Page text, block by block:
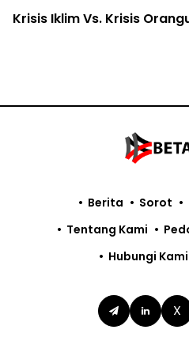
Krisis Iklim Vs. Krisis
X
Berita Sorot
Tentang Kami
Hubungi Kami